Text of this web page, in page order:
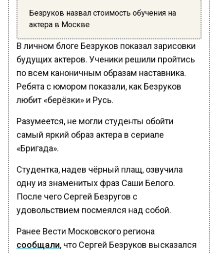
Безруков назвал стоимость обучения на
актера в Москве
В личном блоге Безруков показал зарисовки
будущих актеров. Ученики решили пройтись
по всем каноничным образам наставника.
Ребята с юмором показали, как Безруков
любит «берёзки» и Русь.
Разумеется, не могли студенты обойти
самый яркий образ актера в сериале
«Бригада».
Студентка, надев чёрный плащ, озвучила
одну из знаменитых фраз Саши Белого.
После чего Сергей Безругов с
удовольствием посмеялся над собой.
Ранее Вести Московского региона
сообщали, что Сергей Безруков высказался